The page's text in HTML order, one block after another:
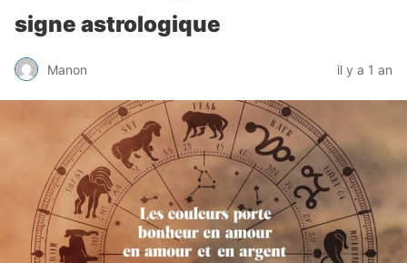
signe astrologique
Manon il y a 1 an